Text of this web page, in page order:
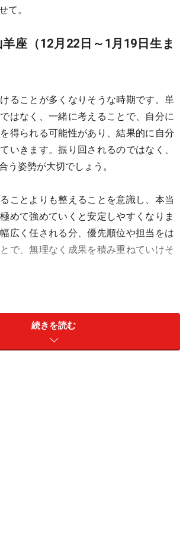
て。
座（12月22日～1月19日生ま
ることが多くなりそうな時期です。単
はなく、一緒に考えることで、自分に
得られる可能性があり、結果的に自分
いきます。振り回されるのではなく、
う姿勢が大切でしょう。
ことよりも整えることを意識し、本当
めて強めていくと安定しやすくなりま
広く任される分、優先順位や担当をは
で、無理なく成果を積み重ねていけそ
”を使います。おすすめは、「手巻き寿
寿司は、のりに酢飯をのせ、好きな具
続きを読む